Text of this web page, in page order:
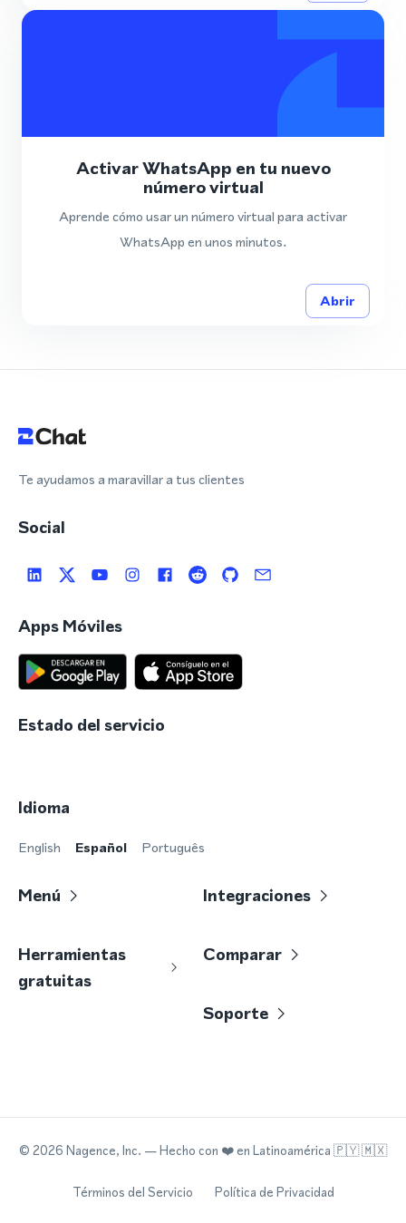
Activar WhatsApp en tu nuevo
número virtual
Aprende cómo usar un número virtual para activar
WhatsApp en unos minutos.
Abrir
Te ayudamos a maravillar a tus clientes
Social
Apps Móviles
Estado del servicio
Idioma
English Español Português
Menú Integraciones
Herramientas
gratuitas
Comparar
Soporte
© 2026 Nagence, Inc. — Hecho con ❤️ en Latinoamérica 🇵🇾 🇲🇽
Términos del Servicio Política de Privacidad